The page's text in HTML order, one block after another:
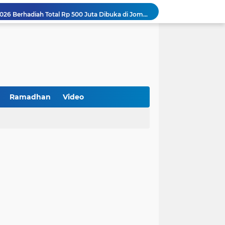
Kemerdekaan
Kawal Perencanaan Pembangunan Tepat Sasaran, Polsek Tlanakan Hadiri Musrenbangdes Desa Bandaran
Ramadhan Video